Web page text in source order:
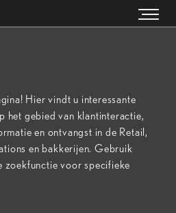
Hier vindt u interessante
het gebied van klantinteractie,
en ontvangst in de Retail,
en bakkerijen. Gebruik
zoekfunctie voor specifieke